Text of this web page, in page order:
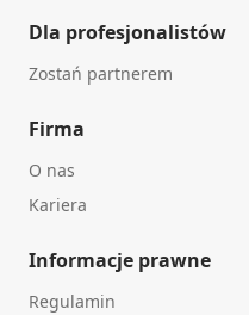
Dla profesjonalistów
Zostań partnerem
Firma
O nas
Kariera
Informacje prawne
Regulamin